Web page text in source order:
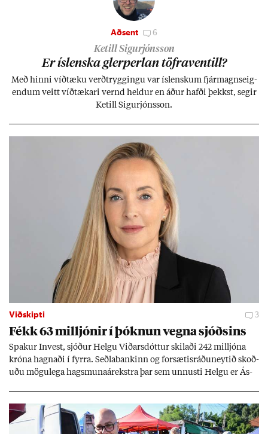
Aðsent 6
Ketill Sigurjónsson
Er ís­lenska glerperl­an töfra­ventill?
Með hinni víð­tæku verð­trygg­ingu var ís­lensk­um fjár­magns­eig­
end­um veitt víð­tæk­ari vernd held­ur en áð­ur hafði þekkst, seg­ir
Ketill Sig­ur­jóns­son.
Viðskipti 3
Fékk 63 millj­ón­ir í þókn­un vegna sjóðs­ins
Spak­ur In­vest, sjóð­ur Helgu Við­ars­dótt­ur skil­aði 242 millj­óna
króna hagn­aði í fyrra. Seðla­bank­inn og for­sæt­is­ráðu­neyt­ið skoð­
uðu mögu­lega hags­muna­árekstra þar sem unnusti Helgu er Ás­